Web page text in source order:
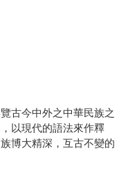
古今中外之中華民族之
以現代的語法來作釋
博大精深，互古不變的